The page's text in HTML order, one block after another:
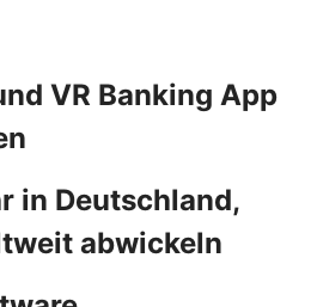
VR Banking App
in Deutschland,
abwickeln